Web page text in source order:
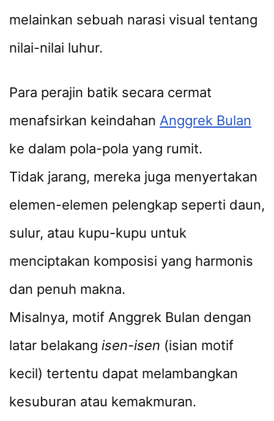
melainkan sebuah narasi visual tentang
nilai-nilai luhur.
Para perajin batik secara cermat
menafsirkan keindahan Anggrek Bulan
ke dalam pola-pola yang rumit.
Tidak jarang, mereka juga menyertakan
elemen-elemen pelengkap seperti daun,
sulur, atau kupu-kupu untuk
menciptakan komposisi yang harmonis
dan penuh makna.
Misalnya, motif Anggrek Bulan dengan
latar belakang isen-isen (isian motif
kecil) tertentu dapat melambangkan
kesuburan atau kemakmuran.